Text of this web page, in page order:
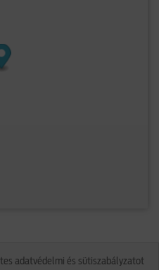
adatvédelmi és sütiszabályzatot